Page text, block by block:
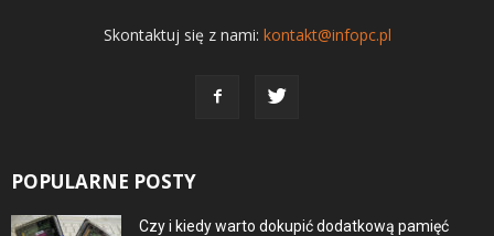
Skontaktuj się z nami: kontakt@infopc.pl
POPULARNE POSTY
Czy i kiedy warto dokupić dodatkową pamięć